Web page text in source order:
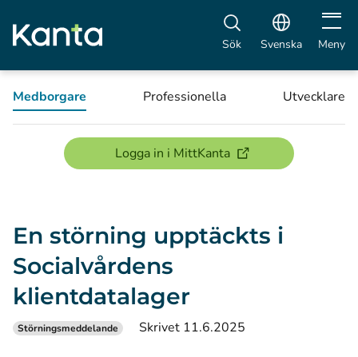
Sök Svenska Öppna
Meny
Medborgare Professionella Utvecklare
Logga in i MittKanta(öppnas i ett nytt
En störning upptäckts i
Socialvårdens
klientdatalager
Störningsmeddelande Skrivet 11.6.2025